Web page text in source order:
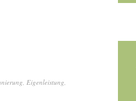
Eigenleistung